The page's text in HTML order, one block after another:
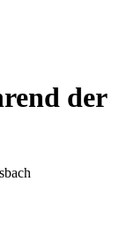
der